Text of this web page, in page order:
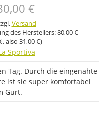
€
Versand
des Herstellers:80,00 €
, also 31,00 €)
Tag. Durch die eingenähte
ist sie super komfortabel
Gurt.